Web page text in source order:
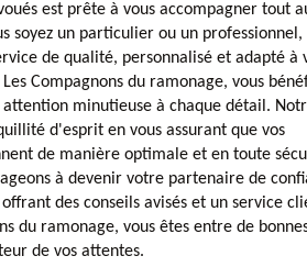
est prête à vous accompagner tout
soyez un particulier ou un professionnel,
de qualité, personnalisé et adapté à
Compagnons du ramonage, vous
minutieuse à chaque détail.
d'esprit en vous assurant que vos
de manière optimale et en toute
à devenir votre partenaire de
des conseils avisés et un service
du ramonage, vous êtes entre de
de vos attentes.